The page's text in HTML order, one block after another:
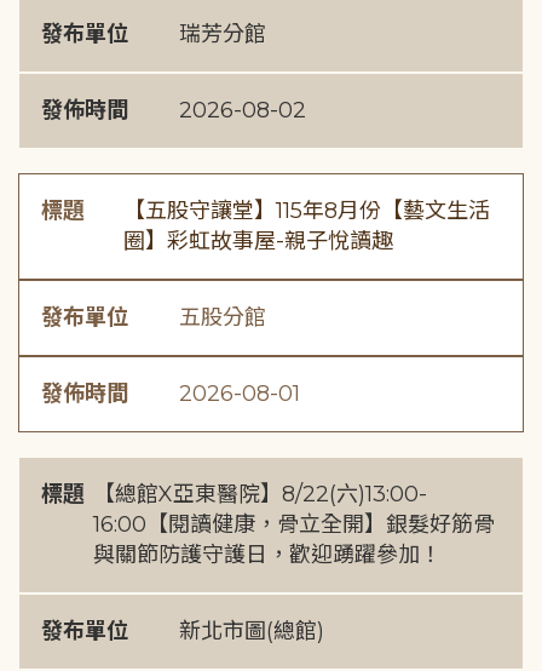
發布單位 瑞芳分館
發佈時間 2026-08-02
標題
【五股守讓堂】115年8月份【藝文生活
圈】彩虹故事屋-親子悅讀趣
發布單位 五股分館
發佈時間 2026-08-01
標題
【總館X亞東醫院】8/22(六)13:00-
16:00【閱讀健康，骨立全開】銀髮好筋骨
與關節防護守護日，歡迎踴躍參加！
發布單位 新北市圖(總館)